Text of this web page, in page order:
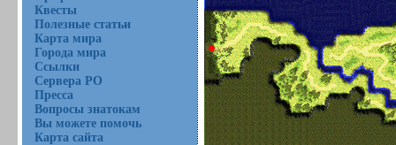
Квесты
Полезные статьи
Карта мира
Города мира
Ссылки
Сервера РО
Пресса
Вопросы знатокам
Вы можете помочь
Карта сайта